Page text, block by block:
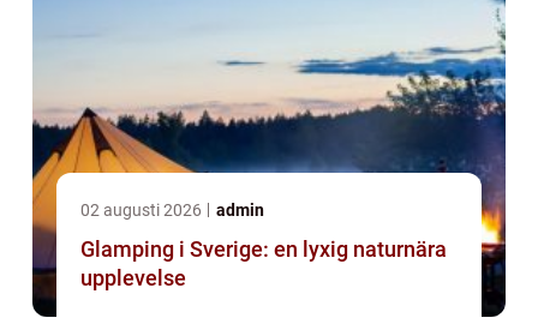
02 augusti 2026 admin
Glamping i Sverige: en lyxig naturnära
upplevelse